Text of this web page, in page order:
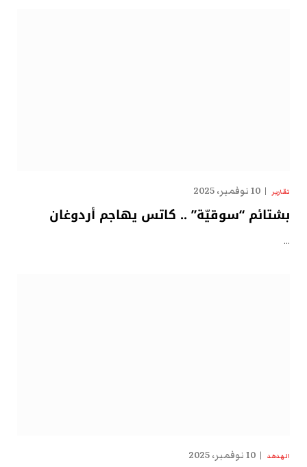
تقارير 10 نوفمبر، 2025
بشتائم “سوقيّة” .. كاتس يهاجم أردوغان
…
الهدهد 10 نوفمبر، 2025